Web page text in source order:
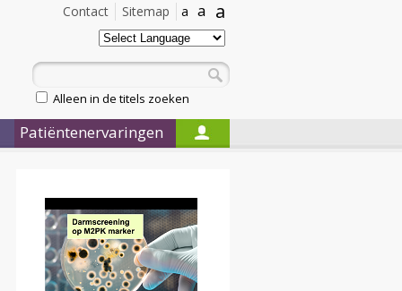
a
a
a
Sitemap
Contact
Alleen in de titels zoeken
Patiëntenervaringen